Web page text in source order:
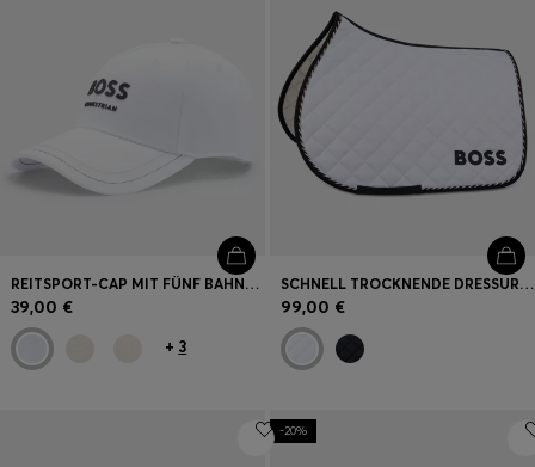
REITSPORT-CAP MIT FÜNF BAHNEN UND LOGO-DETAILS
39,00 €
+ 3
SCHNELL TROCKNENDE DRESSUR-SCHABRACKE MIT LOGO
99,00 €
-20%